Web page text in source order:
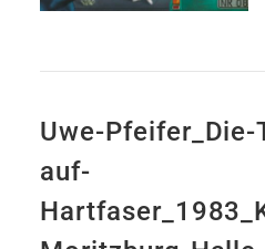
Uwe-Pfeifer_Die-
auf-